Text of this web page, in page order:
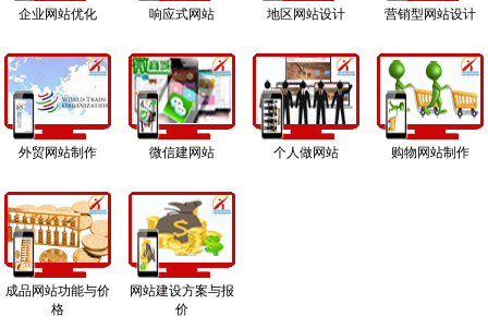
企业网站优化 响应式网站 地区网站设计 营销型网站设计
外贸网站制作 微信建网站 个人做网站 购物网站制作
成品网站功能与价
格
网站建设方案与报
价